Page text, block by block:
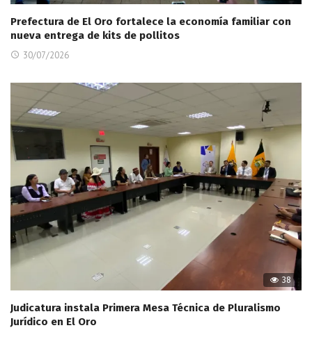
Prefectura de El Oro fortalece la economía familiar con
nueva entrega de kits de pollitos
30/07/2026
38
Judicatura instala Primera Mesa Técnica de Pluralismo
Jurídico en El Oro